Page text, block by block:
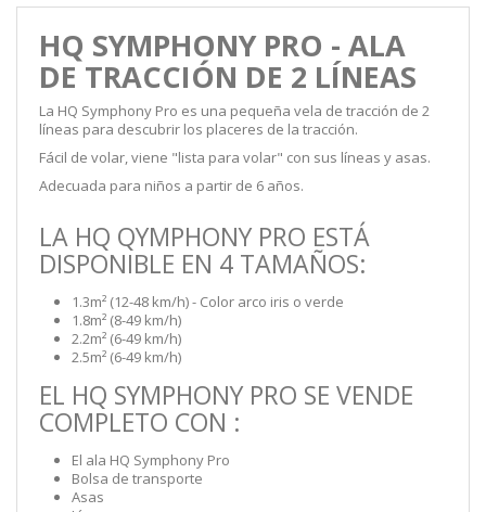
HQ SYMPHONY PRO - ALA
DE TRACCIÓN DE 2 LÍNEAS
La HQ Symphony Pro es una pequeña vela de tracción de 2
líneas para descubrir los placeres de la tracción.
Fácil de volar, viene "lista para volar" con sus líneas y asas.
Adecuada para niños a partir de 6 años.
LA HQ QYMPHONY PRO ESTÁ
DISPONIBLE EN 4 TAMAÑOS:
1.3m² (12-48 km/h) - Color arco iris o verde
1.8m² (8-49 km/h)
2.2m² (6-49 km/h)
2.5m² (6-49 km/h)
EL HQ SYMPHONY PRO SE VENDE
COMPLETO CON :
El ala HQ Symphony Pro
Bolsa de transporte
Asas